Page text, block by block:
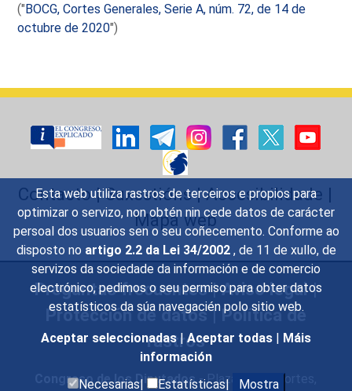
Esta web utiliza rastros de terceiros e propios para
optimizar o servizo, non obtén nin cede datos de carácter
persoal dos usuarios sen o seu coñecemento. Conforme ao
disposto no artigo 2.2 da Lei 34/2002 , de 11 de xullo, de
servizos da sociedade da información e de comercio
electrónico, pedimos o seu permiso para obter datos
estatísticos da súa navegacién polo sitio web.
Aceptar seleccionadas | Aceptar todas | Máis
información
Necesarias|
Estatísticas| Mostra
("BOCG, Cortes Generales, Serie A, núm. 72, de 14 de
octubre de 2020")
Contacto|Suxestións|Accesibilidade |
Mapa web
Preguntas frecuentes|Aviso legal|
Protección de datos|Política de
rastros
Congreso de los Diputados- Plaza de las Cortes,